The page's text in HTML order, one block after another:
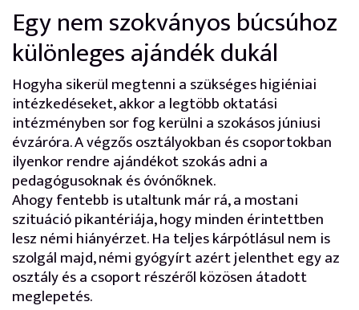
Egy nem szokványos búcsúhoz
különleges ajándék dukál
Hogyha sikerül megtenni a szükséges higiéniai
intézkedéseket, akkor a legtöbb oktatási
intézményben sor fog kerülni a szokásos júniusi
évzáróra. A végzős osztályokban és csoportokban
ilyenkor rendre ajándékot szokás adni a
pedagógusoknak és óvónőknek.
Ahogy fentebb is utaltunk már rá, a mostani
szituáció pikantériája, hogy minden érintettben
lesz némi hiányérzet. Ha teljes kárpótlásul nem is
szolgál majd, némi gyógyírt azért jelenthet egy az
osztály és a csoport részéről közösen átadott
meglepetés.